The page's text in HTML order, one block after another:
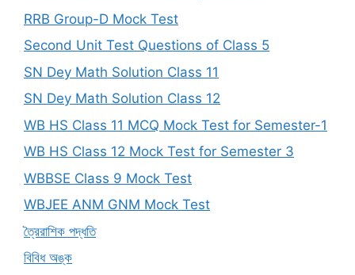
RRB Group-D Mock Test
Second Unit Test Questions of Class 5
SN Dey Math Solution Class 11
SN Dey Math Solution Class 12
WB HS Class 11 MCQ Mock Test for Semester-1
WB HS Class 12 Mock Test for Semester 3
WBBSE Class 9 Mock Test
WBJEE ANM GNM Mock Test
ত্রৈরাশিক পদ্ধতি
বিবিধ অঙ্ক